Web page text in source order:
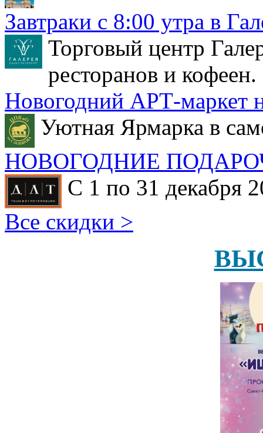
Завтраки с 8:00 утра в
Торговый центр
ресторанов и кофеен.
Новогодний АРТ-маркет
Уютная Ярмарка в
НОВОГОДНИЕ
С 1 по 31 декабря
Все скидки >